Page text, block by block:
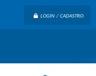
LOGIN / CADASTRO